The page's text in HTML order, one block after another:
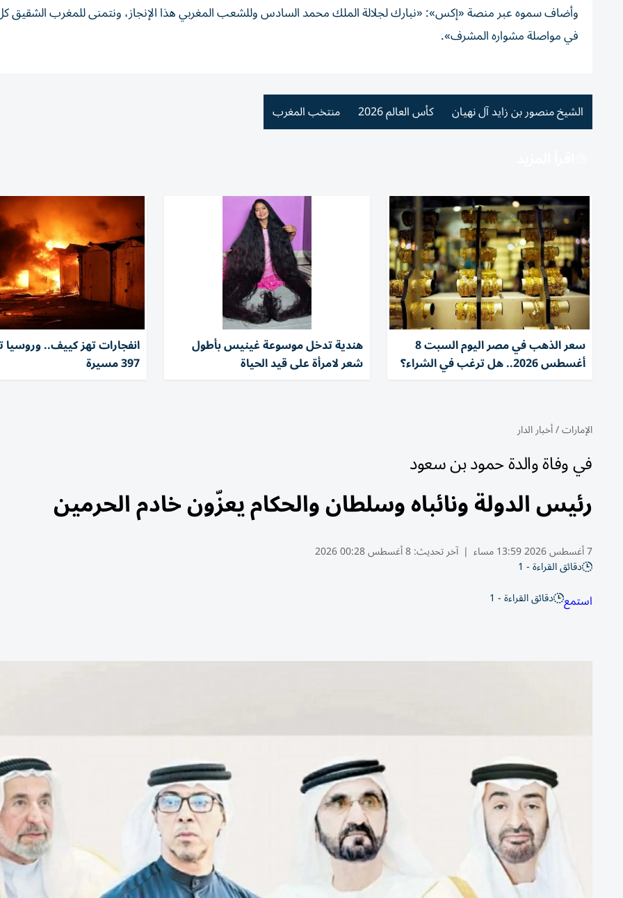
وأضاف سموه عبر منصة «إكس»: «نبارك لجلالة الملك محمد السادس وللشعب المغربي هذا الإنجاز، ونتمنى للمغرب الشقيق
في مواصلة مشواره المشرف».
الشيخ منصور بن زايد آل نهيان كأس العالم 2026 منتخب المغرب
سعر الذهب في مصر اليوم السبت 8
أغسطس 2026.. هل ترغب في الشراء؟
هندية تدخل موسوعة غينيس بأطول
شعر لامرأة على قيد الحياة
انفجارات تهز كييف..
397 مسيرة
الإمارات/أخبار الدار
في وفاة والدة حمود بن سعود
رئيس الدولة ونائباه وسلطان والحكام يعزّون خادم الحرمين
7 أغسطس 2026 13:59 مساء | آخر تحديث:8 أغسطس 00:28 2026
دقائق القراءة - 1
استمع دقائق القراءة - 1